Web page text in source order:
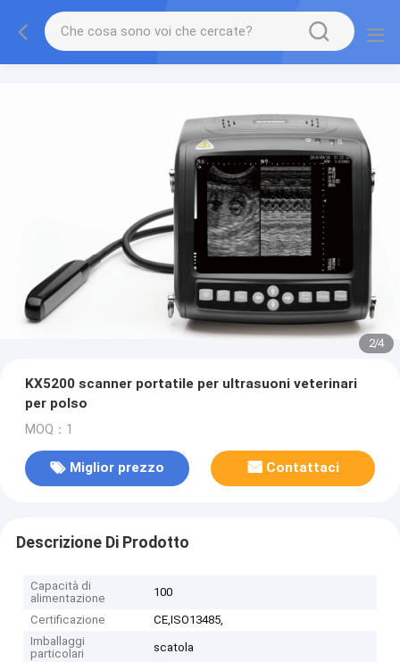
2/4
KX5200 scanner portatile per ultrasuoni veterinari
per polso
MOQ：1
Miglior prezzo Contattaci
Descrizione Di Prodotto
Capacità di
alimentazione
100
Certificazione
CE,ISO13485,
Imballaggi
particolari
scatola